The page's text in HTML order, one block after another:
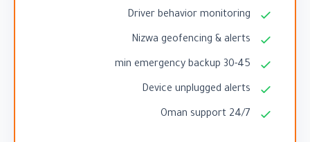
Driver behavior monitoring
Nizwa geofencing & alerts
30-45 min emergency backup
Device unplugged alerts
24/7 Oman support